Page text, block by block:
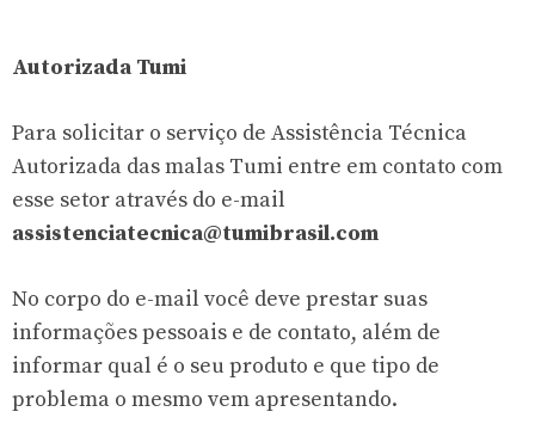
Autorizada Tumi
Para solicitar o serviço de Assistência Técnica
Autorizada das malas Tumi entre em contato com
esse setor através do e-mail
assistenciatecnica@tumibrasil.com
No corpo do e-mail você deve prestar suas
informações pessoais e de contato, além de
informar qual é o seu produto e que tipo de
problema o mesmo vem apresentando.